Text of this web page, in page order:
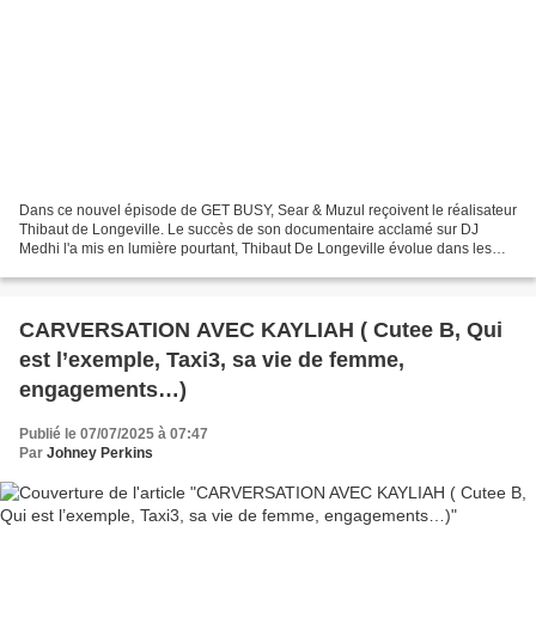
Dans ce nouvel épisode de GET BUSY, Sear & Muzul reçoivent le réalisateur
Thibaut de Longeville. Le succès de son documentaire acclamé sur DJ
Medhi l'a mis en lumière pourtant, Thibaut De Longeville évolue dans les
CARVERSATION AVEC KAYLIAH ( Cutee B, Qui
est l’exemple, Taxi3, sa vie de femme,
engagements…)
Publié le 07/07/2025 à 07:47
Par Johney Perkins